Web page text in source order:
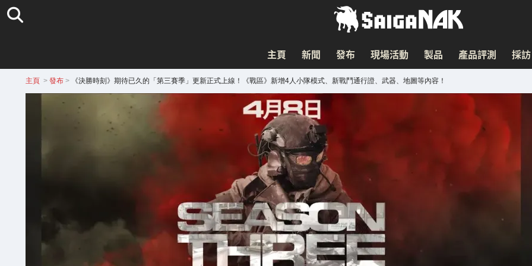
主頁 新聞 發布 現場活動 製品 產品評測 採訪
主頁 > 發布> 《決勝時刻》期待已久的「第三賽季」更新正式上線！《戰區》新增4人小隊模式、新戰鬥通行證、武器、地圖等內容！